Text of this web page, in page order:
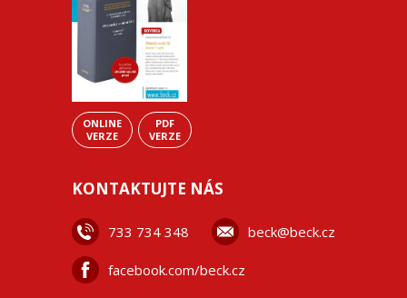
ONLINE
VERZE
PDF
VERZE
KONTAKTUJTE NÁS
733 734 348 beck@beck.cz
facebook.com/beck.cz